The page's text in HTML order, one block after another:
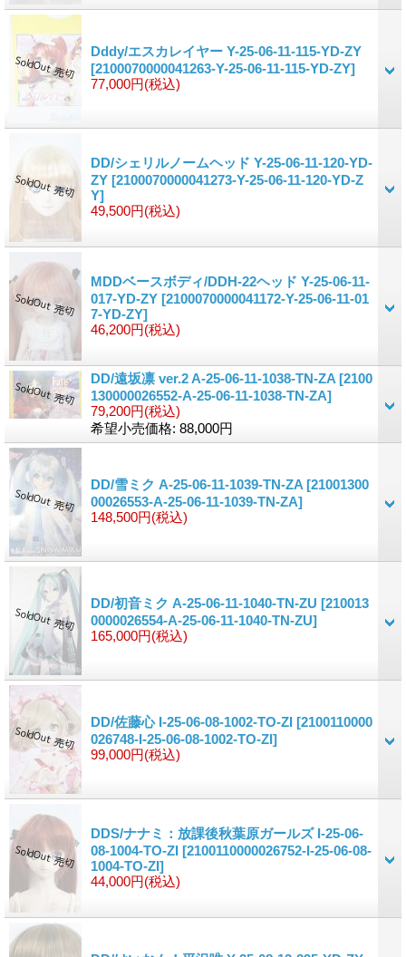
Dddy/エスカレイヤー Y-25-06-11-115-YD-ZY
[2100070000041263-Y-25-06-11-115-YD-ZY]
77,000円(税込)
DD/シェリルノームヘッド Y-25-06-11-120-YD-
ZY [2100070000041273-Y-25-06-11-120-YD-Z
Y]
49,500円(税込)
MDDベースボディ/DDH-22ヘッド Y-25-06-11-
017-YD-ZY [2100070000041172-Y-25-06-11-01
7-YD-ZY]
46,200円(税込)
DD/遠坂凛 ver.2 A-25-06-11-1038-TN-ZA [2100
130000026552-A-25-06-11-1038-TN-ZA]
79,200円(税込)
希望小売価格: 88,000円
DD/雪ミク A-25-06-11-1039-TN-ZA [21001300
00026553-A-25-06-11-1039-TN-ZA]
148,500円(税込)
DD/初音ミク A-25-06-11-1040-TN-ZU [210013
0000026554-A-25-06-11-1040-TN-ZU]
165,000円(税込)
DD/佐藤心 I-25-06-08-1002-TO-ZI [2100110000
026748-I-25-06-08-1002-TO-ZI]
99,000円(税込)
DDS/ナナミ：放課後秋葉原ガールズ I-25-06-
08-1004-TO-ZI [2100110000026752-I-25-06-08-
1004-TO-ZI]
44,000円(税込)